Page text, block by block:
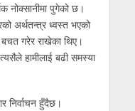
नोक्सानीमा पुगेको छ।
अर्थतन्त्र ध्वस्त भएको
गरेर राखेका थिए।
हामीलाई बढी समस्या
निर्वाचन हुँदैछ।